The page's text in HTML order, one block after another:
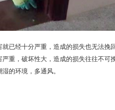
已经十分严重，造成的损失也无法挽
重，破坏性大，造成的损失往往不可
的环境，多通风。